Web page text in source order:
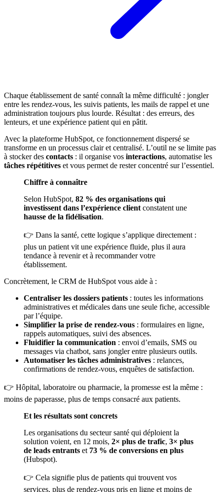
Chaque établissement de santé connaît la même difficulté : jongler
entre les rendez-vous, les suivis patients, les mails de rappel et une
administration toujours plus lourde. Résultat : des erreurs, des
lenteurs, et une expérience patient qui en pâtit.
Avec la plateforme HubSpot, ce fonctionnement dispersé se
transforme en un processus clair et centralisé. L’outil ne se limite pas
à stocker des contacts : il organise vos interactions, automatise les
tâches répétitives et vous permet de rester concentré sur l’essentiel.
Chiffre à connaître
Selon HubSpot, 82 % des organisations qui
investissent dans l’expérience client constatent une
hausse de la fidélisation.
👉 Dans la santé, cette logique s’applique directement :
plus un patient vit une expérience fluide, plus il aura
tendance à revenir et à recommander votre
établissement.
Concrètement, le CRM de HubSpot vous aide à :
Centraliser les dossiers patients : toutes les informations
administratives et médicales dans une seule fiche, accessible
par l’équipe.
Simplifier la prise de rendez-vous : formulaires en ligne,
rappels automatiques, suivi des absences.
Fluidifier la communication : envoi d’emails, SMS ou
messages via chatbot, sans jongler entre plusieurs outils.
Automatiser les tâches administratives : relances,
confirmations de rendez-vous, enquêtes de satisfaction.
👉 Hôpital, laboratoire ou pharmacie, la promesse est la même :
moins de paperasse, plus de temps consacré aux patients.
Et les résultats sont concrets
Les organisations du secteur santé qui déploient la
solution voient, en 12 mois, 2× plus de trafic, 3× plus
de leads entrants et 73 % de conversions en plus
(Hubspot).
👉 Cela signifie plus de patients qui trouvent vos
services, plus de rendez-vous pris en ligne et moins de